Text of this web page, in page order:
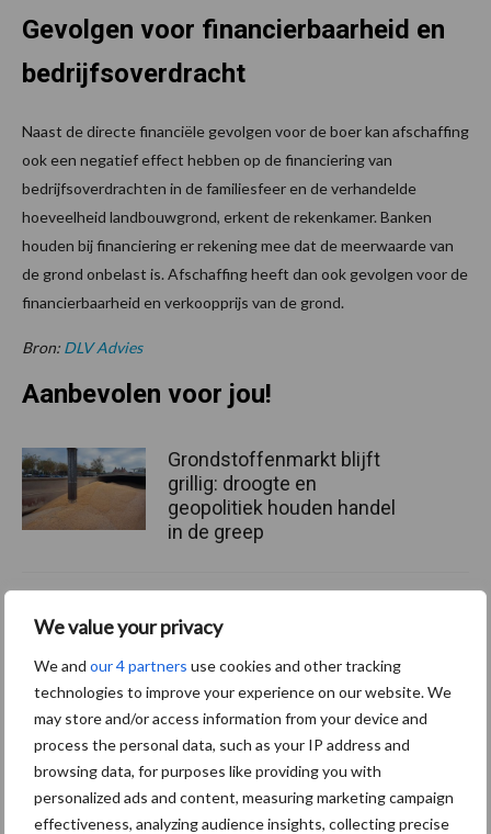
We value your privacy
We and our 4 partners use cookies and other tracking
technologies to improve your experience on our website. We
may store and/or access information from your device and
process the personal data, such as your IP address and
browsing data, for purposes like providing you with
personalized ads and content, measuring marketing campaign
effectiveness, analyzing audience insights, collecting precise
Gevolgen voor financierbaarheid en
bedrijfsoverdracht
Naast de directe financiële gevolgen voor de boer kan afschaffing
ook een negatief effect hebben op de financiering van
bedrijfsoverdrachten in de familiesfeer en de verhandelde
hoeveelheid landbouwgrond, erkent de rekenkamer. Banken
houden bij financiering er rekening mee dat de meerwaarde van
de grond onbelast is. Afschaffing heeft dan ook gevolgen voor de
financierbaarheid en verkoopprijs van de grond.
Bron: DLV Advies
Aanbevolen voor jou!
Grondstoffenmarkt blijft
grillig: droogte en
geopolitiek houden handel
in de greep
onderschatte risicofactor
ForFarmers ziet volume en
marktaandeel groeien in
krimpende Nederlandse
markt